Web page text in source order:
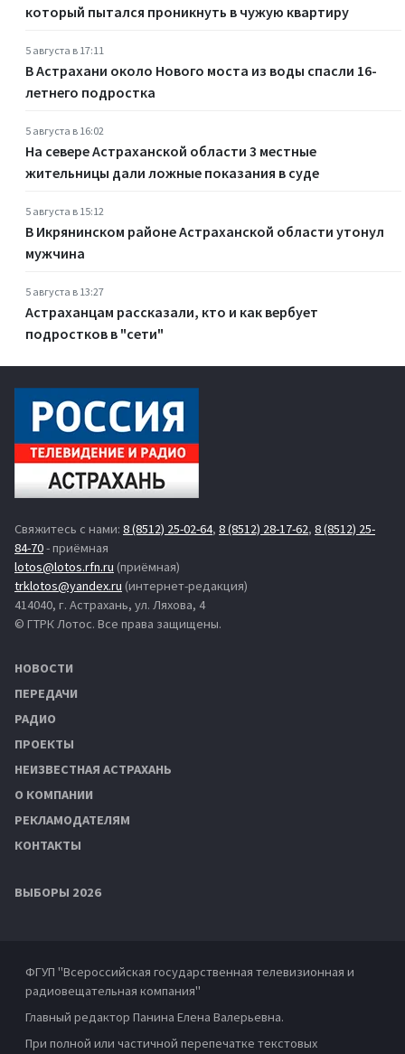
который пытался проникнуть в чужую квартиру
5 августа в 17:11
В Астрахани около Нового моста из воды спасли 16-
летнего подростка
5 августа в 16:02
На севере Астраханской области 3 местные
жительницы дали ложные показания в суде
5 августа в 15:12
В Икрянинском районе Астраханской области утонул
мужчина
5 августа в 13:27
Астраханцам рассказали, кто и как вербует
подростков в "сети"
Свяжитесь с нами: 8 (8512) 25-02-64, 8 (8512) 28-17-62, 8 (8512) 25-
84-70- приёмная
lotos@lotos.rfn.ru (приёмная)
trklotos@yandex.ru (интернет-редакция)
414040, г. Астрахань, ул. Ляхова, 4
© ГТРК Лотос. Все права защищены.
НОВОСТИ
ПЕРЕДАЧИ
РАДИО
ПРОЕКТЫ
НЕИЗВЕСТНАЯ АСТРАХАНЬ
О КОМПАНИИ
РЕКЛАМОДАТЕЛЯМ
КОНТАКТЫ
ВЫБОРЫ 2026
ФГУП "Всероссийская государственная телевизионная и
радиовещательная компания"
Главный редактор Панина Елена Валерьевна.
При полной или частичной перепечатке текстовых